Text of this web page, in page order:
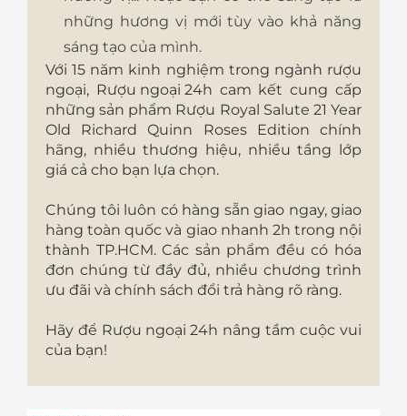
những hương vị mới tùy vào khả năng
sáng tạo của mình.
Với 15 năm kinh nghiệm trong ngành rượu
ngoại, Rượu ngoại 24h cam kết cung cấp
những sản phẩm Rượu Royal Salute 21 Year
Old Richard Quinn Roses Edition chính
hãng, nhiều thương hiệu, nhiều tầng lớp
giá cả cho bạn lựa chọn.
Chúng tôi luôn có hàng sẵn giao ngay, giao
hàng toàn quốc và giao nhanh 2h trong nội
thành TP.HCM. Các sản phẩm đều có hóa
đơn chúng từ đầy đủ, nhiều chương trình
ưu đãi và chính sách đổi trả hàng rõ ràng.
Hãy để Rượu ngoại 24h nâng tầm cuộc vui
của bạn!